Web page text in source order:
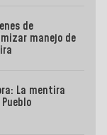
de
manejo de
La mentira